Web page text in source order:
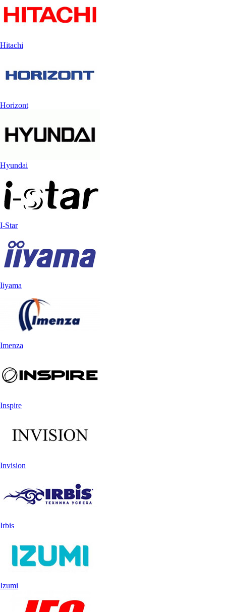
Hitachi
Horizont
Hyundai
I-Star
Iiyama
Imenza
Inspire
Invision
Irbis
Izumi